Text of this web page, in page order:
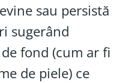
sau persistă
sugerând
fond (cum ar fi
de piele) ce